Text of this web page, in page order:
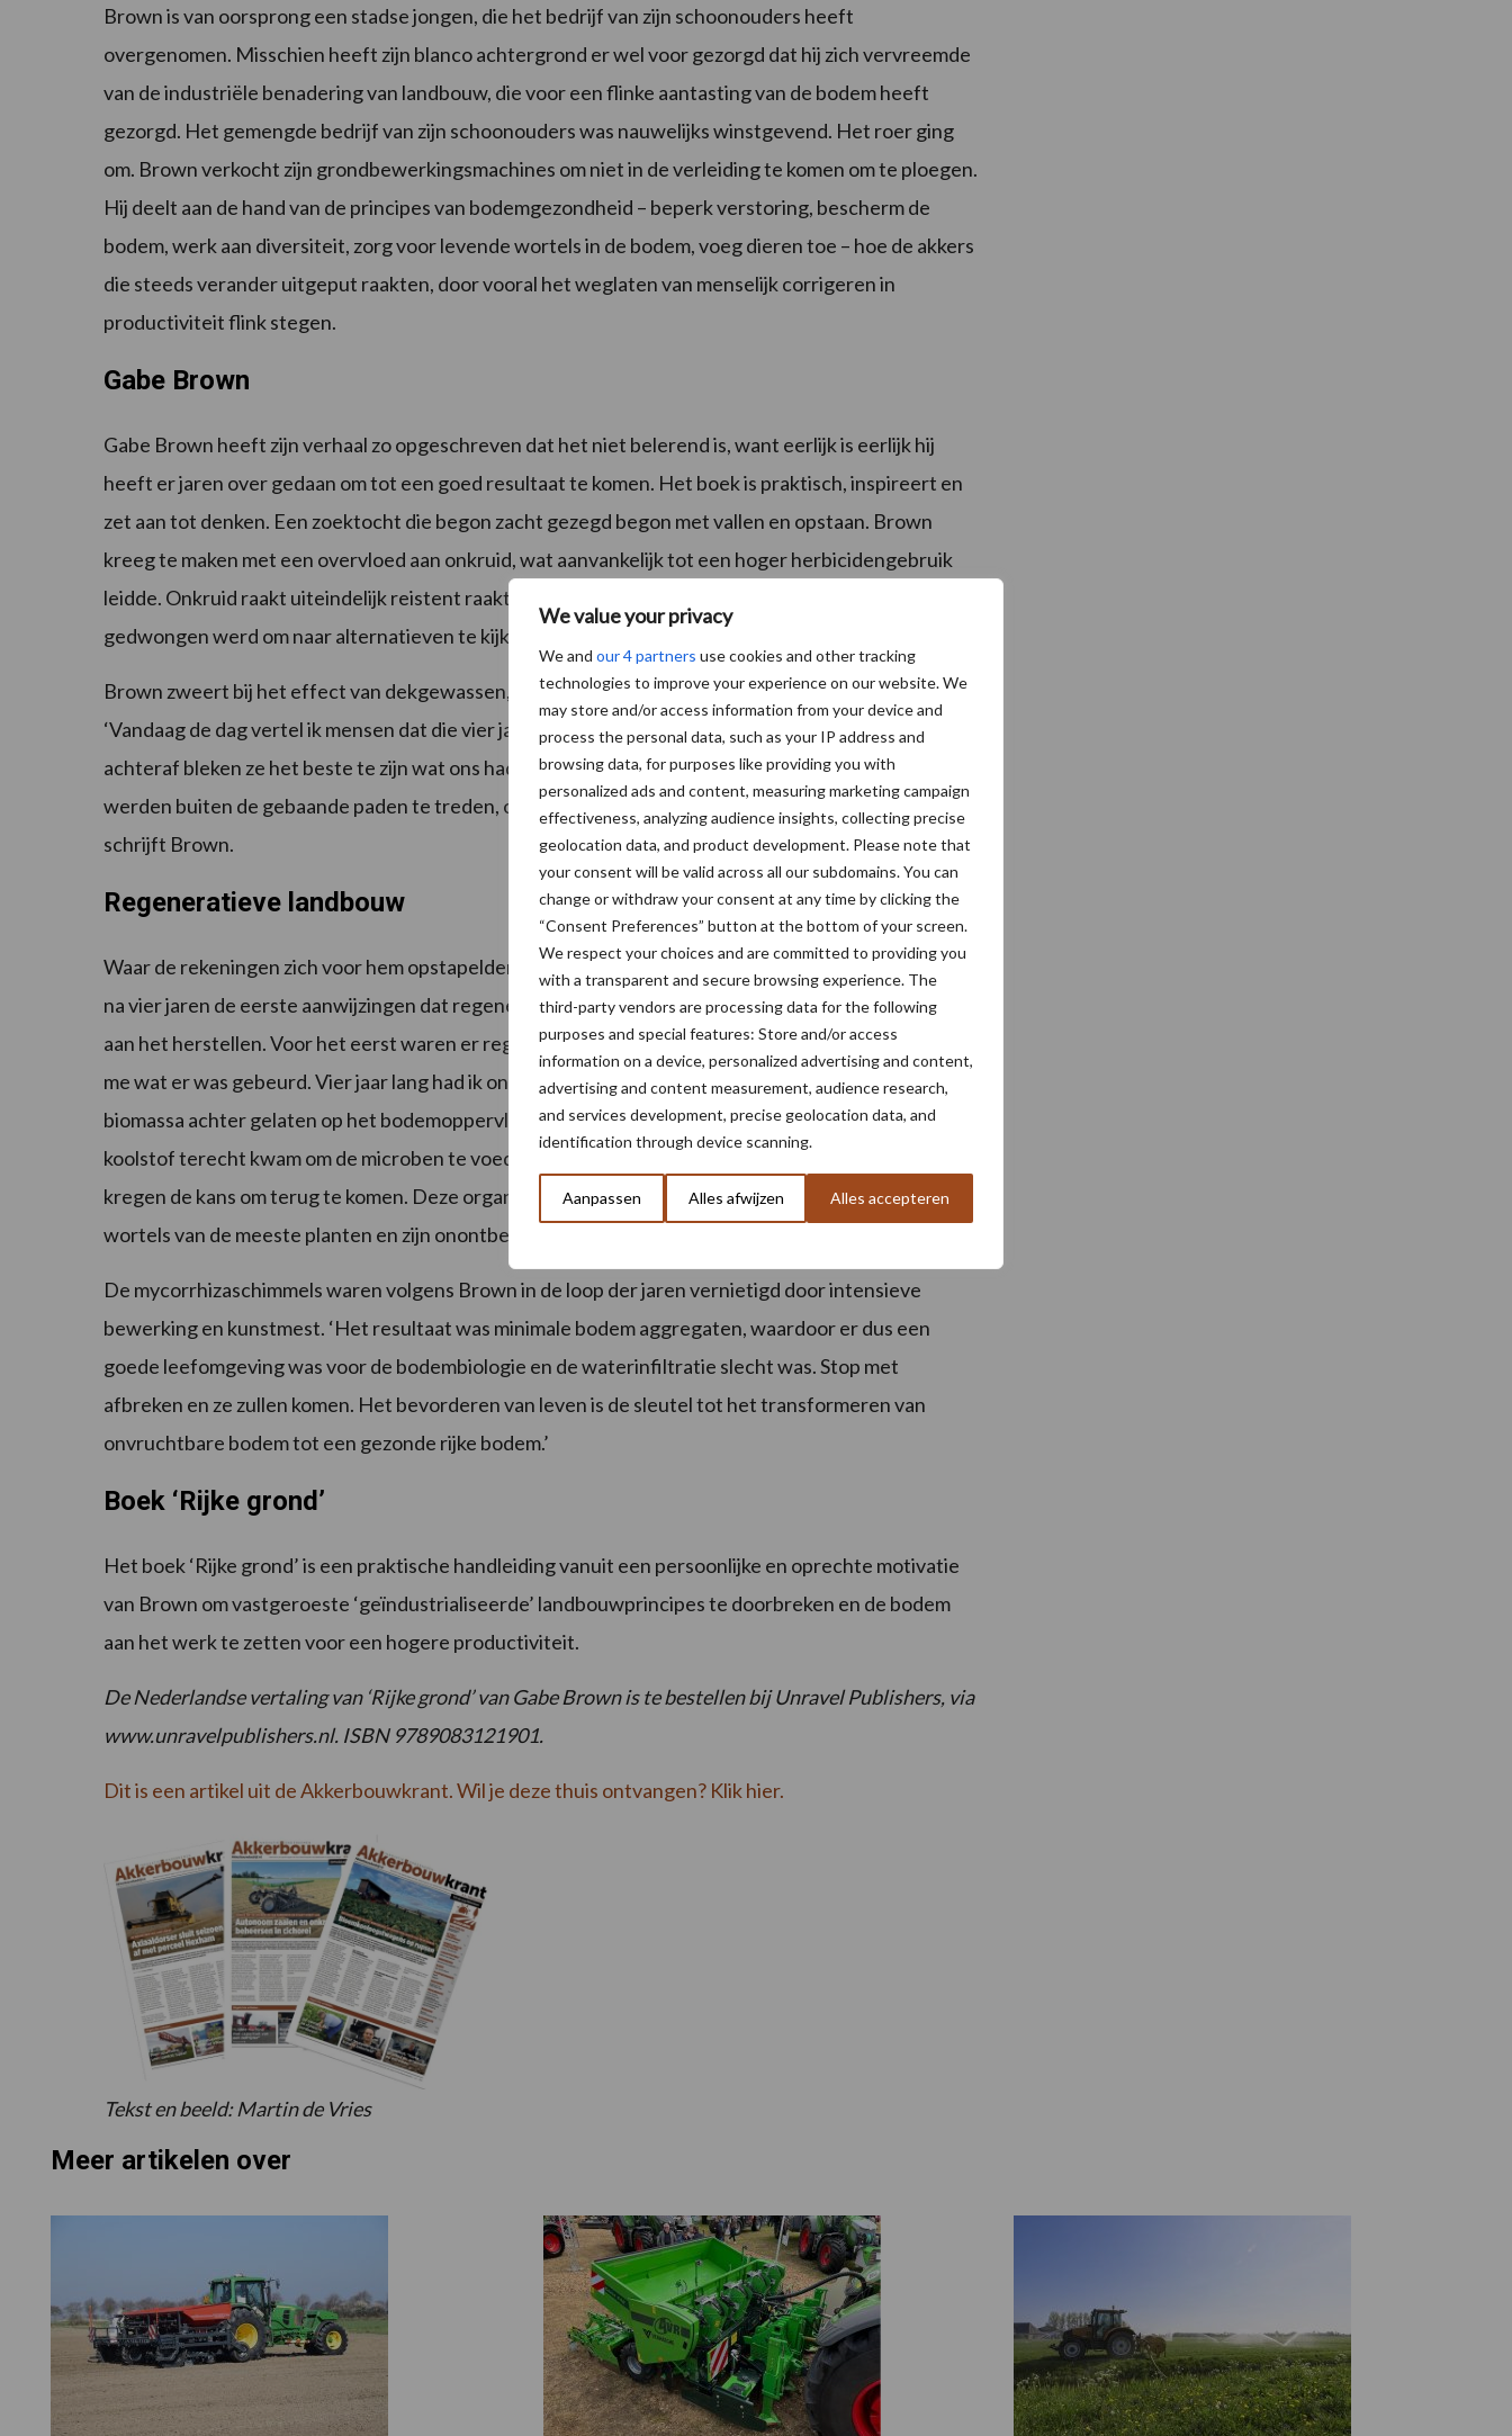
We value your privacy
We and our 4 partners use cookies and other tracking
technologies to improve your experience on our website. We
may store and/or access information from your device and
process the personal data, such as your IP address and
browsing data, for purposes like providing you with
personalized ads and content, measuring marketing campaign
effectiveness, analyzing audience insights, collecting precise
geolocation data, and product development. Please note that
your consent will be valid across all our subdomains. You can
change or withdraw your consent at any time by clicking the
“Consent Preferences” button at the bottom of your screen.
We respect your choices and are committed to providing you
with a transparent and secure browsing experience. The
third-party vendors are processing data for the following
purposes and special features: Store and/or access
information on a device, personalized advertising and content,
advertising and content measurement, audience research,
and services development, precise geolocation data, and
identification through device scanning.
Aanpassen Alles afwijzen Alles accepteren
Brown is van oorsprong een stadse jongen, die het bedrijf van zijn schoonouders heeft
overgenomen. Misschien heeft zijn blanco achtergrond er wel voor gezorgd dat hij zich vervreemde
van de industriële benadering van landbouw, die voor een flinke aantasting van de bodem heeft
gezorgd. Het gemengde bedrijf van zijn schoonouders was nauwelijks winstgevend. Het roer ging
om. Brown verkocht zijn grondbewerkingsmachines om niet in de verleiding te komen om te ploegen.
Hij deelt aan de hand van de principes van bodemgezondheid – beperk verstoring, bescherm de
bodem, werk aan diversiteit, zorg voor levende wortels in de bodem, voeg dieren toe – hoe de akkers
die steeds verander uitgeput raakten, door vooral het weglaten van menselijk corrigeren in
productiviteit flink stegen.
Gabe Brown
Gabe Brown heeft zijn verhaal zo opgeschreven dat het niet belerend is, want eerlijk is eerlijk hij
heeft er jaren over gedaan om tot een goed resultaat te komen. Het boek is praktisch, inspireert en
zet aan tot denken. Een zoektocht die begon zacht gezegd begon met vallen en opstaan. Brown
kreeg te maken met een overvloed aan onkruid, wat aanvankelijk tot een hoger herbicidengebruik
leidde. Onkruid raakt uiteindelijk reistent raakt tegen glyfosaat, waarna de Amerikaanse boer
gedwongen werd om naar alternatieven te kijken.
Brown zweert bij het effect van dekgewassen, die korte metten met het onkruid hebben gemaakt.
‘Vandaag de dag vertel ik mensen dat die vier jaar van mislukte oogsten een hel waren, maar
achteraf bleken ze het beste te zijn wat ons had kunnen overkomen. Omdat we door geworden
werden buiten de gebaande paden te treden, om met de natuur te werken in plaats van er tegen’,
schrijft Brown.
Regeneratieve landbouw
Waar de rekeningen zich voor hem opstapelden en opbrengsten door misoogsten uitbleven, zag hij
na vier jaren de eerste aanwijzingen dat regeneratieve landbouw werkt. Het ecosysteem was zich
aan het herstellen. Voor het eerst waren er regenwormen te vinden op het bedrijf. ‘Ik realiseerde
me wat er was gebeurd. Vier jaar lang had ik onze gewassen niet van het land gehaald. Ik had al die
biomassa achter gelaten op het bodemoppervlak waardoor de bodem beschermd werd en er daar
koolstof terecht kwam om de microben te voeden. Met name de mycorrhizaschimmels in de bodem
kregen de kans om terug te komen. Deze organismen vormen een symbiotische relatie met de
wortels van de meeste planten en zijn onontbeerlijk voor een gezonde bodem.’
De mycorrhizaschimmels waren volgens Brown in de loop der jaren vernietigd door intensieve
bewerking en kunstmest. ‘Het resultaat was minimale bodem aggregaten, waardoor er dus een
goede leefomgeving was voor de bodembiologie en de waterinfiltratie slecht was. Stop met
afbreken en ze zullen komen. Het bevorderen van leven is de sleutel tot het transformeren van
onvruchtbare bodem tot een gezonde rijke bodem.’
Boek ‘Rijke grond’
Het boek ‘Rijke grond’ is een praktische handleiding vanuit een persoonlijke en oprechte motivatie
van Brown om vastgeroeste ‘geïndustrialiseerde’ landbouwprincipes te doorbreken en de bodem
aan het werk te zetten voor een hogere productiviteit.
De Nederlandse vertaling van ‘Rijke grond’ van Gabe Brown is te bestellen bij Unravel Publishers, via
www.unravelpublishers.nl. ISBN 9789083121901.
Dit is een artikel uit de Akkerbouwkrant. Wil je deze thuis ontvangen? Klik hier.
Tekst en beeld: Martin de Vries
Meer artikelen over